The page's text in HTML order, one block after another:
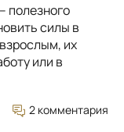
полезного
силы в
их
или в
2 комментария